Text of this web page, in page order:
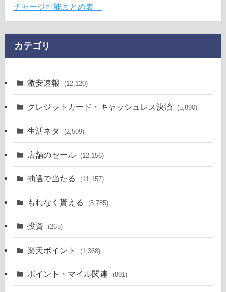
チャージ可能まとめ表。
カテゴリ
激安速報 (12,120)
クレジットカード・キャッシュレス決済 (5,890)
生活ネタ (2,509)
店舗のセール (12,156)
抽選で当たる (11,157)
もれなく貰える (5,785)
投資 (265)
楽天ポイント (1,368)
ポイント・マイル関連 (891)